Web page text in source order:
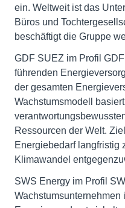
ein. Weltweit ist das
Büros und
beschäftigt die Gruppe
GDF SUEZ im Profil
führenden
der gesamten
Wachstumsmodell
Ressourcen der Welt.
Energiebedarf langfristig
Klimawandel
SWS Energy im Profil